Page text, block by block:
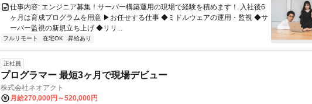
仕事内容: エンジニア募集！サーバー構築運用の現場で経験を積めます！ 入社後6
ヶ月は育成プログラムを用意 ▶お任せする仕事 ◆ミドルウェアの運用・監視 ◆サ
ーバー監視の新規立ち上げ ◆リリ...
フルリモート 在宅OK 昇給あり
正社員
プログラマー 最短3ヶ月で現場デビュー
株式会社ネオアクト
月給270,000円～520,000円